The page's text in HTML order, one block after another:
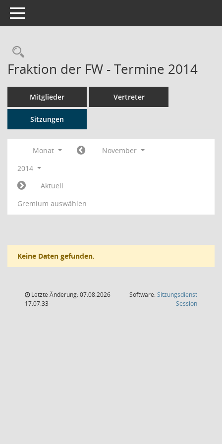
Toggle navigation
Rechercheauswahl
Fraktion der FW - Termine 2014
Mitglieder Vertreter
Sitzungen
Monat
November
2014
Aktuell
Gremium auswählen
Keine Daten gefunden.
Letzte Änderung: 07.08.2026
17:07:33
Software:Sitzungsdienst
Session(Wird in